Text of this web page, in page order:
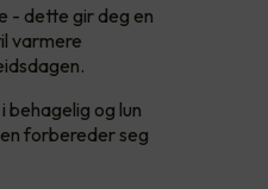
- dette gir deg en
varmere
i behagelig og lun
forbereder seg